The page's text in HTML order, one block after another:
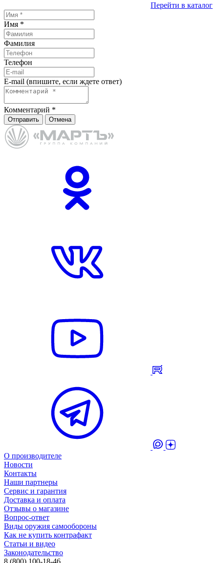
Перейти в каталог
Имя *
Фамилия
Телефон
E-mail (впишите, если ждете ответ)
Комментарий *
Отправить Отмена
О производителе
Новости
Контакты
Наши партнеры
Сервис и гарантия
Доставка и оплата
Отзывы о магазине
Вопрос-ответ
Виды оружия самообороны
Как не купить контрафакт
Статьи и видео
Законодательство